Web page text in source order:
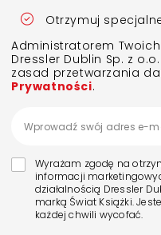
Otrzymuj
Administratorem
Dressler Dublin Sp. z
zasad przetwarzania
Prywatności.
Wyrażam zgodę na
informacji
działalnością Dressler
marką Świat Książki.
każdej chwili wycofać.